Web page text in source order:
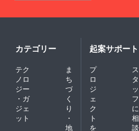
カテゴリー
テク
ノロ
ジー
・ガ
ジェ
ット
ま
ち
づ
く
り
・
地
起案サポート
プ
ロ
ジ
ェ
ク
ト
を
ス
タ
ッ
フ
に
相
談